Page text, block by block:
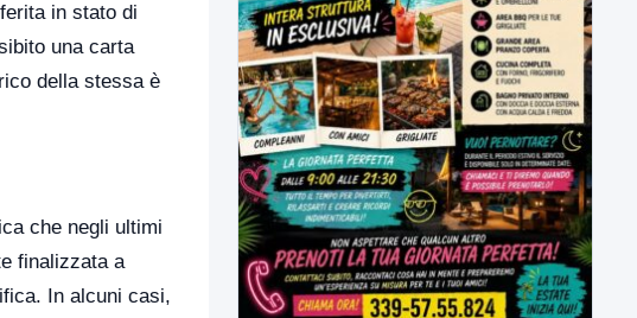
in stato di
una carta
della stessa è
che negli ultimi
finalizzata a
In alcuni casi,
VIDEO CRONACA
TUTTI I VIDEO